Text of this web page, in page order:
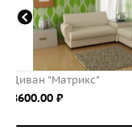
СТУЛ GIUBILEO
43200.00 ⃏